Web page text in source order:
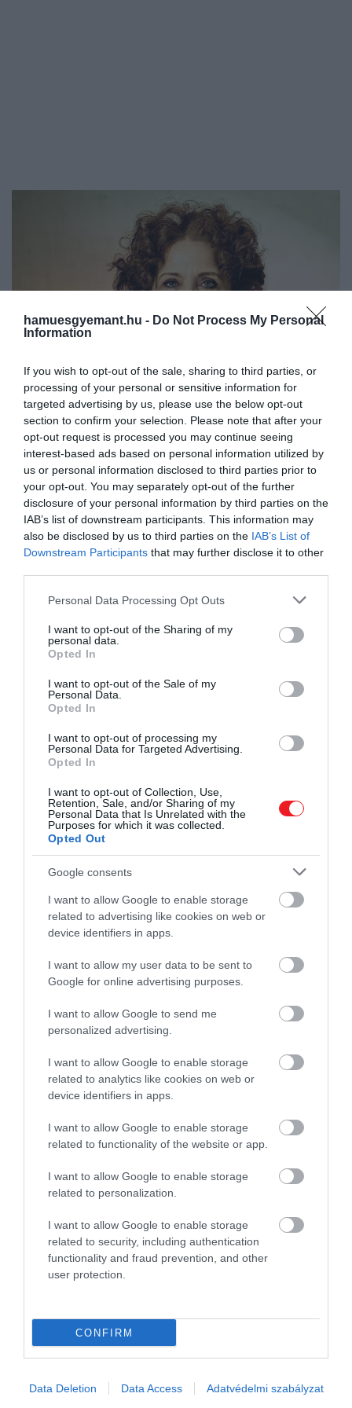
hamuesgyemant.hu - Do Not Process My Personal
Information
If you wish to opt-out of the sale, sharing to third parties, or
processing of your personal or sensitive information for
targeted advertising by us, please use the below opt-out
section to confirm your selection. Please note that after your
opt-out request is processed you may continue seeing
interest-based ads based on personal information utilized by
us or personal information disclosed to third parties prior to
your opt-out. You may separately opt-out of the further
disclosure of your personal information by third parties on the
IAB’s list of downstream participants. This information may
also be disclosed by us to third parties on the IAB’s List of
Downstream Participants that may further disclose it to other
Please note that this website/app uses one or more Google
not limited to your visit or usage behaviour. You may click to
grant or deny consent to Google and its third-party tags to
use your data for below specified purposes in below Google
consent section.
Personal Data Processing Opt Outs
I want to opt-out of the Sharing of my
personal data.
Opted In
I want to opt-out of the Sale of my
Personal Data.
Opted In
I want to opt-out of processing my
Personal Data for Targeted Advertising.
Opted In
I want to opt-out of Collection, Use,
Retention, Sale, and/or Sharing of my
Personal Data that Is Unrelated with the
Purposes for which it was collected.
Opted Out
Google consents
I want to allow Google to enable storage
related to advertising like cookies on web or
device identifiers in apps.
I want to allow my user data to be sent to
Google for online advertising purposes.
I want to allow Google to send me
personalized advertising.
I want to allow Google to enable storage
related to analytics like cookies on web or
device identifiers in apps.
I want to allow Google to enable storage
related to functionality of the website or app.
I want to allow Google to enable storage
related to personalization.
I want to allow Google to enable storage
related to security, including authentication
functionality and fraud prevention, and other
user protection.
CONFIRM
Data Deletion Data Access Adatvédelmi szabályzat
Az Alibi - hat hónapra egy félévente
megjelenő antológia, melybe neves
szerzők adott témában írt verseit,
novelláit, gondolatait olvashatjuk.
Cikksorozatunkban ezekből a szövegből
Ildikó egyik novellájának részletét
tolmácsoljuk.
2023. NOVEMBER 8. ● HAMU ÉS GYÉMÁNT
Boldizsár Ildikó: Az idegen
HAMU ÉS GYÉMÁNT
megjelenő antológia, melybe neves
szerzők adott témában írt verseit,
Cikksorozatunkban ezekből a szövegből
2023. NOVEMBER 8. ● HAMU ÉS GYÉMÁNT
HAMU ÉS GYÉMÁNT